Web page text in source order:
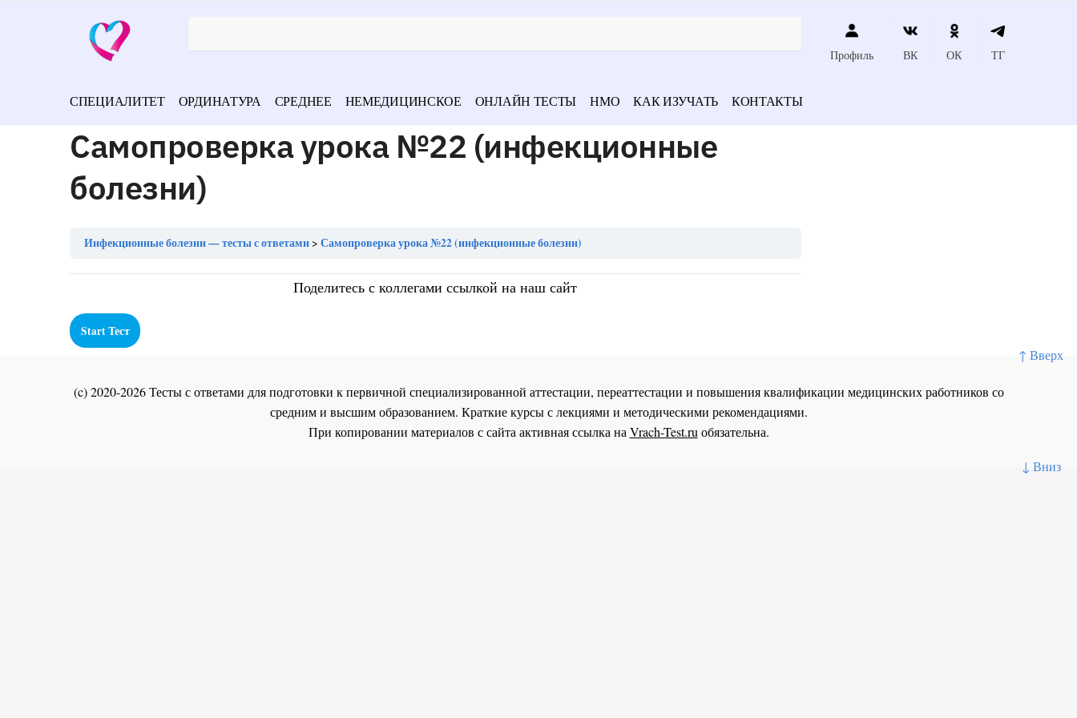
↑ Вверх
↓ Вниз
Профиль ВК ОК ТГ
СПЕЦИАЛИТЕТ ОРДИНАТУРА СРЕДНЕЕ НЕМЕДИЦИНСКОЕ ОНЛАЙН ТЕСТЫ НМО КАК ИЗУЧАТЬ КОНТАКТЫ
Самопроверка урока №22 (инфекционные
болезни)
Инфекционные болезни — тесты с ответами Самопроверка урока №22 (инфекционные болезни)
Поделитесь с коллегами ссылкой на наш сайт
(c) 2020-2026 Тесты с ответами для подготовки к первичной специализированной аттестации, переаттестации и повышения квалификации медицинских работников со
средним и высшим образованием. Краткие курсы с лекциями и методическими рекомендациями.
При копировании материалов с сайта активная ссылка на Vrach-Test.ru обязательна.